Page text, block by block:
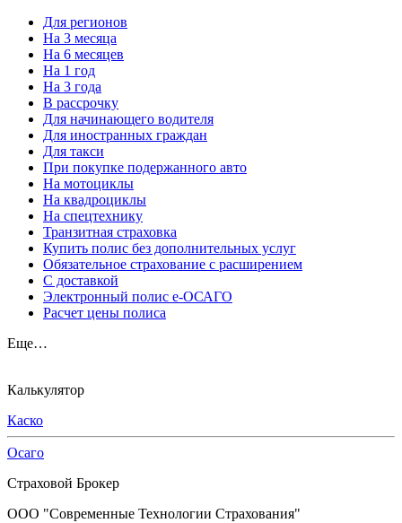
Для регионов
На 3 месяца
На 6 месяцев
На 1 год
На 3 года
В рассрочку
Для начинающего водителя
Для иностранных граждан
Для такси
При покупке подержанного авто
На мотоциклы
На квадроциклы
На спецтехнику
Транзитная страховка
Купить полис без дополнительных услуг
Обязательное страхование с расширением
С доставкой
Электронный полис е-ОСАГО
Расчет цены полиса
Еще…
Калькулятор
Каско
Осаго
Страховой Брокер
ООО "Современные Технологии Страхования"